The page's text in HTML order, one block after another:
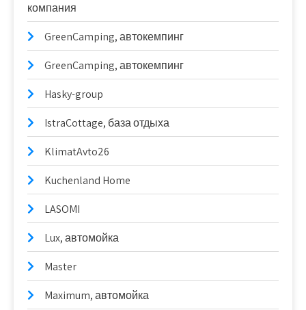
компания
GreenCamping, автокемпинг
GreenCamping, автокемпинг
Hasky-group
IstraCottage, база отдыха
KlimatAvto26
Kuchenland Home
LASOMI
Lux, автомойка
Master
Maximum, автомойка